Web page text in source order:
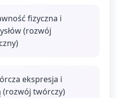
fizyczna i
(rozwój
ekspresja i
twórczy)